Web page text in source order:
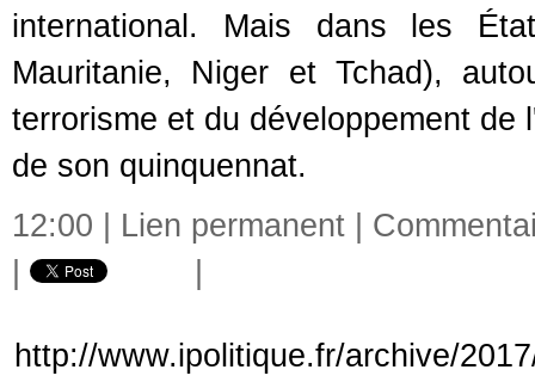
international. Mais dans les
Mauritanie, Niger et Tchad),
terrorisme et du développement de
de son quinquennat.
12:00 | Lien permanent
http://www.ipolitique.fr/archive/